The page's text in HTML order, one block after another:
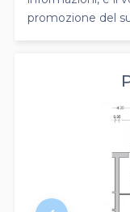
promozione del